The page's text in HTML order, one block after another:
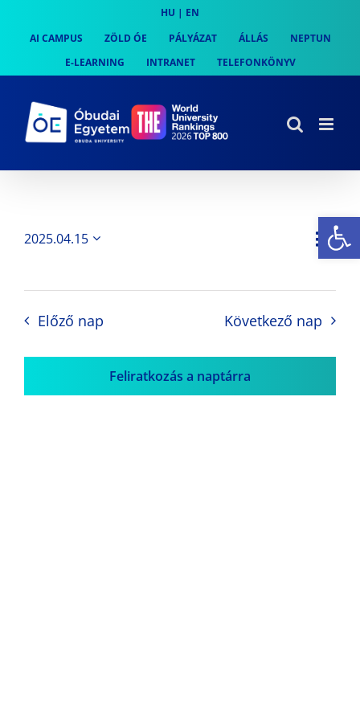
content
HU | EN
AI CAMPUS
ZÖLD ÓE PÁLYÁZAT ÁLLÁS
NEPTUN
E-LEARNING
INTRANET TELEFONKÖNYV
Nap
2025.04.15
Előző nap Következő nap
Feliratkozás a naptárra